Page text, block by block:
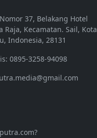
37, Belakang Hotel
Raja, Kecamatan. Sail, Kota
Indonesia, 28131
0895-3258-94098